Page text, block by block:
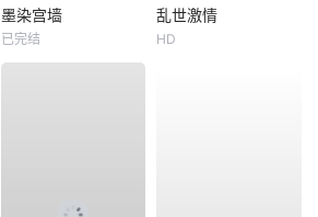
墨染宫墙
已完结
乱世激情
HD